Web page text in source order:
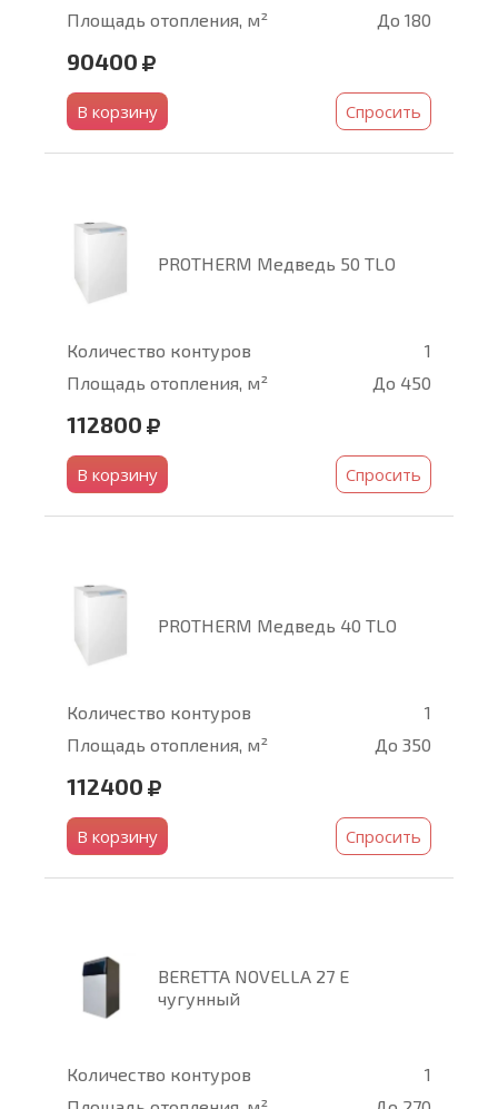
Площадь отопления, м²
До 180
90400
В корзину Спросить
PROTHERM Медведь 50 TLO
Количество контуров
1
Площадь отопления, м²
До 450
112800
В корзину Спросить
PROTHERM Медведь 40 TLO
Количество контуров
1
Площадь отопления, м²
До 350
112400
В корзину Спросить
BERETTA NOVELLA 27 E
чугунный
Количество контуров
1